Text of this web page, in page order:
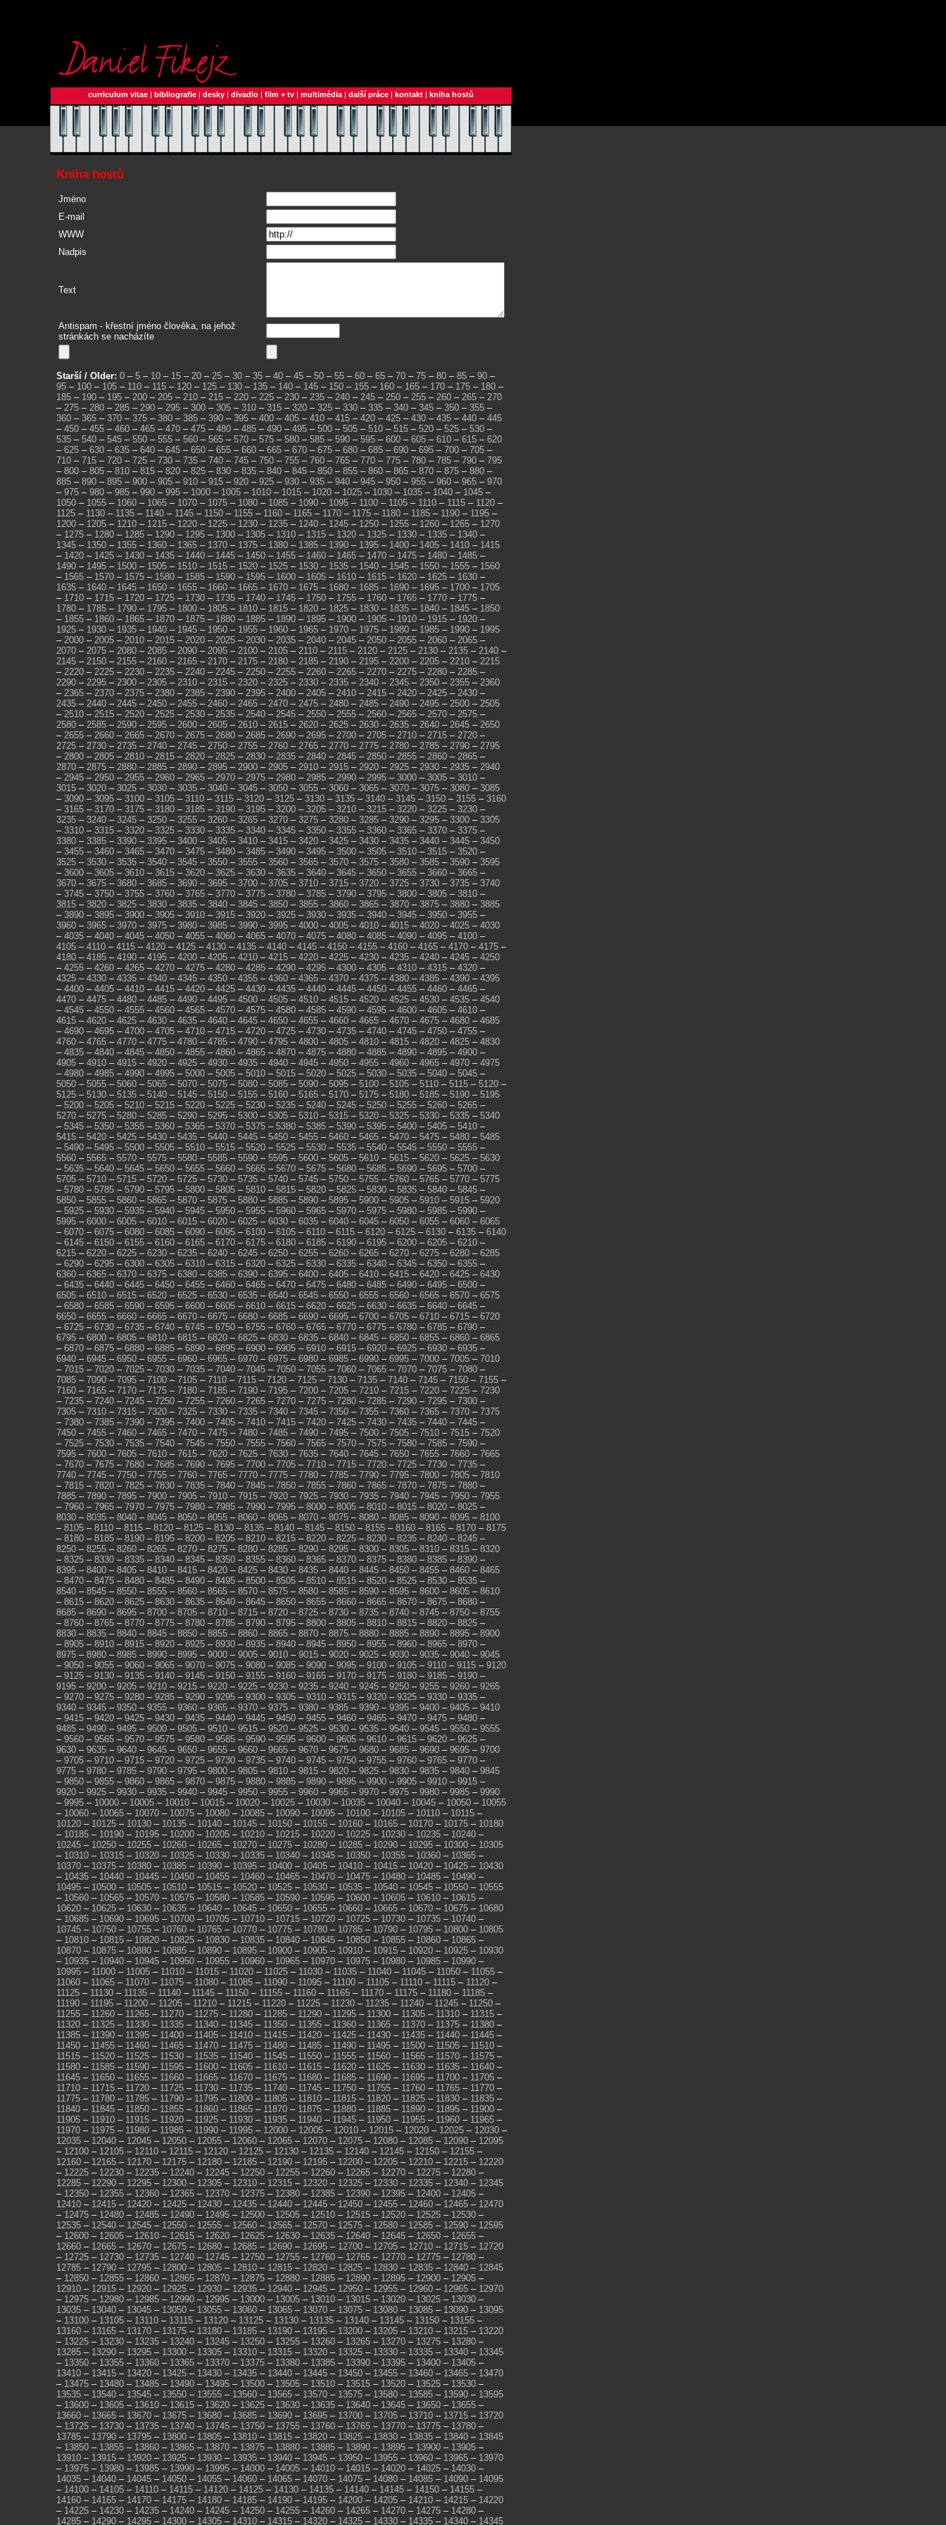
curriculum vitae | bibliografie | desky | divadlo | film + tv | multimédia | další práce | kontakt | kniha hostů
Kniha hostů
Jméno
E-mail
WWW
Nadpis
Text
Antispam - křestní jméno člověka, na jehož
stránkách se nacházíte
Starší / Older: 0 – 5 – 10 – 15 – 20 – 25 – 30 – 35 – 40 – 45 – 50 – 55 – 60 – 65 – 70 – 75 – 80 – 85 – 90 –
95 – 100 – 105 – 110 – 115 – 120 – 125 – 130 – 135 – 140 – 145 – 150 – 155 – 160 – 165 – 170 – 175 – 180 –
185 – 190 – 195 – 200 – 205 – 210 – 215 – 220 – 225 – 230 – 235 – 240 – 245 – 250 – 255 – 260 – 265 – 270
– 275 – 280 – 285 – 290 – 295 – 300 – 305 – 310 – 315 – 320 – 325 – 330 – 335 – 340 – 345 – 350 – 355 –
360 – 365 – 370 – 375 – 380 – 385 – 390 – 395 – 400 – 405 – 410 – 415 – 420 – 425 – 430 – 435 – 440 – 445
– 450 – 455 – 460 – 465 – 470 – 475 – 480 – 485 – 490 – 495 – 500 – 505 – 510 – 515 – 520 – 525 – 530 –
535 – 540 – 545 – 550 – 555 – 560 – 565 – 570 – 575 – 580 – 585 – 590 – 595 – 600 – 605 – 610 – 615 – 620
– 625 – 630 – 635 – 640 – 645 – 650 – 655 – 660 – 665 – 670 – 675 – 680 – 685 – 690 – 695 – 700 – 705 –
710 – 715 – 720 – 725 – 730 – 735 – 740 – 745 – 750 – 755 – 760 – 765 – 770 – 775 – 780 – 785 – 790 – 795
– 800 – 805 – 810 – 815 – 820 – 825 – 830 – 835 – 840 – 845 – 850 – 855 – 860 – 865 – 870 – 875 – 880 –
885 – 890 – 895 – 900 – 905 – 910 – 915 – 920 – 925 – 930 – 935 – 940 – 945 – 950 – 955 – 960 – 965 – 970
– 975 – 980 – 985 – 990 – 995 – 1000 – 1005 – 1010 – 1015 – 1020 – 1025 – 1030 – 1035 – 1040 – 1045 –
1050 – 1055 – 1060 – 1065 – 1070 – 1075 – 1080 – 1085 – 1090 – 1095 – 1100 – 1105 – 1110 – 1115 – 1120 –
1125 – 1130 – 1135 – 1140 – 1145 – 1150 – 1155 – 1160 – 1165 – 1170 – 1175 – 1180 – 1185 – 1190 – 1195 –
1200 – 1205 – 1210 – 1215 – 1220 – 1225 – 1230 – 1235 – 1240 – 1245 – 1250 – 1255 – 1260 – 1265 – 1270
– 1275 – 1280 – 1285 – 1290 – 1295 – 1300 – 1305 – 1310 – 1315 – 1320 – 1325 – 1330 – 1335 – 1340 –
1345 – 1350 – 1355 – 1360 – 1365 – 1370 – 1375 – 1380 – 1385 – 1390 – 1395 – 1400 – 1405 – 1410 – 1415
– 1420 – 1425 – 1430 – 1435 – 1440 – 1445 – 1450 – 1455 – 1460 – 1465 – 1470 – 1475 – 1480 – 1485 –
1490 – 1495 – 1500 – 1505 – 1510 – 1515 – 1520 – 1525 – 1530 – 1535 – 1540 – 1545 – 1550 – 1555 – 1560
– 1565 – 1570 – 1575 – 1580 – 1585 – 1590 – 1595 – 1600 – 1605 – 1610 – 1615 – 1620 – 1625 – 1630 –
1635 – 1640 – 1645 – 1650 – 1655 – 1660 – 1665 – 1670 – 1675 – 1680 – 1685 – 1690 – 1695 – 1700 – 1705
– 1710 – 1715 – 1720 – 1725 – 1730 – 1735 – 1740 – 1745 – 1750 – 1755 – 1760 – 1765 – 1770 – 1775 –
1780 – 1785 – 1790 – 1795 – 1800 – 1805 – 1810 – 1815 – 1820 – 1825 – 1830 – 1835 – 1840 – 1845 – 1850
– 1855 – 1860 – 1865 – 1870 – 1875 – 1880 – 1885 – 1890 – 1895 – 1900 – 1905 – 1910 – 1915 – 1920 –
1925 – 1930 – 1935 – 1940 – 1945 – 1950 – 1955 – 1960 – 1965 – 1970 – 1975 – 1980 – 1985 – 1990 – 1995
– 2000 – 2005 – 2010 – 2015 – 2020 – 2025 – 2030 – 2035 – 2040 – 2045 – 2050 – 2055 – 2060 – 2065 –
2070 – 2075 – 2080 – 2085 – 2090 – 2095 – 2100 – 2105 – 2110 – 2115 – 2120 – 2125 – 2130 – 2135 – 2140 –
2145 – 2150 – 2155 – 2160 – 2165 – 2170 – 2175 – 2180 – 2185 – 2190 – 2195 – 2200 – 2205 – 2210 – 2215
– 2220 – 2225 – 2230 – 2235 – 2240 – 2245 – 2250 – 2255 – 2260 – 2265 – 2270 – 2275 – 2280 – 2285 –
2290 – 2295 – 2300 – 2305 – 2310 – 2315 – 2320 – 2325 – 2330 – 2335 – 2340 – 2345 – 2350 – 2355 – 2360
– 2365 – 2370 – 2375 – 2380 – 2385 – 2390 – 2395 – 2400 – 2405 – 2410 – 2415 – 2420 – 2425 – 2430 –
2435 – 2440 – 2445 – 2450 – 2455 – 2460 – 2465 – 2470 – 2475 – 2480 – 2485 – 2490 – 2495 – 2500 – 2505
– 2510 – 2515 – 2520 – 2525 – 2530 – 2535 – 2540 – 2545 – 2550 – 2555 – 2560 – 2565 – 2570 – 2575 –
2580 – 2585 – 2590 – 2595 – 2600 – 2605 – 2610 – 2615 – 2620 – 2625 – 2630 – 2635 – 2640 – 2645 – 2650
– 2655 – 2660 – 2665 – 2670 – 2675 – 2680 – 2685 – 2690 – 2695 – 2700 – 2705 – 2710 – 2715 – 2720 –
2725 – 2730 – 2735 – 2740 – 2745 – 2750 – 2755 – 2760 – 2765 – 2770 – 2775 – 2780 – 2785 – 2790 – 2795
– 2800 – 2805 – 2810 – 2815 – 2820 – 2825 – 2830 – 2835 – 2840 – 2845 – 2850 – 2855 – 2860 – 2865 –
2870 – 2875 – 2880 – 2885 – 2890 – 2895 – 2900 – 2905 – 2910 – 2915 – 2920 – 2925 – 2930 – 2935 – 2940
– 2945 – 2950 – 2955 – 2960 – 2965 – 2970 – 2975 – 2980 – 2985 – 2990 – 2995 – 3000 – 3005 – 3010 –
3015 – 3020 – 3025 – 3030 – 3035 – 3040 – 3045 – 3050 – 3055 – 3060 – 3065 – 3070 – 3075 – 3080 – 3085
– 3090 – 3095 – 3100 – 3105 – 3110 – 3115 – 3120 – 3125 – 3130 – 3135 – 3140 – 3145 – 3150 – 3155 – 3160
– 3165 – 3170 – 3175 – 3180 – 3185 – 3190 – 3195 – 3200 – 3205 – 3210 – 3215 – 3220 – 3225 – 3230 –
3235 – 3240 – 3245 – 3250 – 3255 – 3260 – 3265 – 3270 – 3275 – 3280 – 3285 – 3290 – 3295 – 3300 – 3305
– 3310 – 3315 – 3320 – 3325 – 3330 – 3335 – 3340 – 3345 – 3350 – 3355 – 3360 – 3365 – 3370 – 3375 –
3380 – 3385 – 3390 – 3395 – 3400 – 3405 – 3410 – 3415 – 3420 – 3425 – 3430 – 3435 – 3440 – 3445 – 3450
– 3455 – 3460 – 3465 – 3470 – 3475 – 3480 – 3485 – 3490 – 3495 – 3500 – 3505 – 3510 – 3515 – 3520 –
3525 – 3530 – 3535 – 3540 – 3545 – 3550 – 3555 – 3560 – 3565 – 3570 – 3575 – 3580 – 3585 – 3590 – 3595
– 3600 – 3605 – 3610 – 3615 – 3620 – 3625 – 3630 – 3635 – 3640 – 3645 – 3650 – 3655 – 3660 – 3665 –
3670 – 3675 – 3680 – 3685 – 3690 – 3695 – 3700 – 3705 – 3710 – 3715 – 3720 – 3725 – 3730 – 3735 – 3740
– 3745 – 3750 – 3755 – 3760 – 3765 – 3770 – 3775 – 3780 – 3785 – 3790 – 3795 – 3800 – 3805 – 3810 –
3815 – 3820 – 3825 – 3830 – 3835 – 3840 – 3845 – 3850 – 3855 – 3860 – 3865 – 3870 – 3875 – 3880 – 3885
– 3890 – 3895 – 3900 – 3905 – 3910 – 3915 – 3920 – 3925 – 3930 – 3935 – 3940 – 3945 – 3950 – 3955 –
3960 – 3965 – 3970 – 3975 – 3980 – 3985 – 3990 – 3995 – 4000 – 4005 – 4010 – 4015 – 4020 – 4025 – 4030
– 4035 – 4040 – 4045 – 4050 – 4055 – 4060 – 4065 – 4070 – 4075 – 4080 – 4085 – 4090 – 4095 – 4100 –
4105 – 4110 – 4115 – 4120 – 4125 – 4130 – 4135 – 4140 – 4145 – 4150 – 4155 – 4160 – 4165 – 4170 – 4175 –
4180 – 4185 – 4190 – 4195 – 4200 – 4205 – 4210 – 4215 – 4220 – 4225 – 4230 – 4235 – 4240 – 4245 – 4250
– 4255 – 4260 – 4265 – 4270 – 4275 – 4280 – 4285 – 4290 – 4295 – 4300 – 4305 – 4310 – 4315 – 4320 –
4325 – 4330 – 4335 – 4340 – 4345 – 4350 – 4355 – 4360 – 4365 – 4370 – 4375 – 4380 – 4385 – 4390 – 4395
– 4400 – 4405 – 4410 – 4415 – 4420 – 4425 – 4430 – 4435 – 4440 – 4445 – 4450 – 4455 – 4460 – 4465 –
4470 – 4475 – 4480 – 4485 – 4490 – 4495 – 4500 – 4505 – 4510 – 4515 – 4520 – 4525 – 4530 – 4535 – 4540
– 4545 – 4550 – 4555 – 4560 – 4565 – 4570 – 4575 – 4580 – 4585 – 4590 – 4595 – 4600 – 4605 – 4610 –
4615 – 4620 – 4625 – 4630 – 4635 – 4640 – 4645 – 4650 – 4655 – 4660 – 4665 – 4670 – 4675 – 4680 – 4685
– 4690 – 4695 – 4700 – 4705 – 4710 – 4715 – 4720 – 4725 – 4730 – 4735 – 4740 – 4745 – 4750 – 4755 –
4760 – 4765 – 4770 – 4775 – 4780 – 4785 – 4790 – 4795 – 4800 – 4805 – 4810 – 4815 – 4820 – 4825 – 4830
– 4835 – 4840 – 4845 – 4850 – 4855 – 4860 – 4865 – 4870 – 4875 – 4880 – 4885 – 4890 – 4895 – 4900 –
4905 – 4910 – 4915 – 4920 – 4925 – 4930 – 4935 – 4940 – 4945 – 4950 – 4955 – 4960 – 4965 – 4970 – 4975
– 4980 – 4985 – 4990 – 4995 – 5000 – 5005 – 5010 – 5015 – 5020 – 5025 – 5030 – 5035 – 5040 – 5045 –
5050 – 5055 – 5060 – 5065 – 5070 – 5075 – 5080 – 5085 – 5090 – 5095 – 5100 – 5105 – 5110 – 5115 – 5120 –
5125 – 5130 – 5135 – 5140 – 5145 – 5150 – 5155 – 5160 – 5165 – 5170 – 5175 – 5180 – 5185 – 5190 – 5195
– 5200 – 5205 – 5210 – 5215 – 5220 – 5225 – 5230 – 5235 – 5240 – 5245 – 5250 – 5255 – 5260 – 5265 –
5270 – 5275 – 5280 – 5285 – 5290 – 5295 – 5300 – 5305 – 5310 – 5315 – 5320 – 5325 – 5330 – 5335 – 5340
– 5345 – 5350 – 5355 – 5360 – 5365 – 5370 – 5375 – 5380 – 5385 – 5390 – 5395 – 5400 – 5405 – 5410 –
5415 – 5420 – 5425 – 5430 – 5435 – 5440 – 5445 – 5450 – 5455 – 5460 – 5465 – 5470 – 5475 – 5480 – 5485
– 5490 – 5495 – 5500 – 5505 – 5510 – 5515 – 5520 – 5525 – 5530 – 5535 – 5540 – 5545 – 5550 – 5555 –
5560 – 5565 – 5570 – 5575 – 5580 – 5585 – 5590 – 5595 – 5600 – 5605 – 5610 – 5615 – 5620 – 5625 – 5630
– 5635 – 5640 – 5645 – 5650 – 5655 – 5660 – 5665 – 5670 – 5675 – 5680 – 5685 – 5690 – 5695 – 5700 –
5705 – 5710 – 5715 – 5720 – 5725 – 5730 – 5735 – 5740 – 5745 – 5750 – 5755 – 5760 – 5765 – 5770 – 5775
– 5780 – 5785 – 5790 – 5795 – 5800 – 5805 – 5810 – 5815 – 5820 – 5825 – 5830 – 5835 – 5840 – 5845 –
5850 – 5855 – 5860 – 5865 – 5870 – 5875 – 5880 – 5885 – 5890 – 5895 – 5900 – 5905 – 5910 – 5915 – 5920
– 5925 – 5930 – 5935 – 5940 – 5945 – 5950 – 5955 – 5960 – 5965 – 5970 – 5975 – 5980 – 5985 – 5990 –
5995 – 6000 – 6005 – 6010 – 6015 – 6020 – 6025 – 6030 – 6035 – 6040 – 6045 – 6050 – 6055 – 6060 – 6065
– 6070 – 6075 – 6080 – 6085 – 6090 – 6095 – 6100 – 6105 – 6110 – 6115 – 6120 – 6125 – 6130 – 6135 – 6140
– 6145 – 6150 – 6155 – 6160 – 6165 – 6170 – 6175 – 6180 – 6185 – 6190 – 6195 – 6200 – 6205 – 6210 –
6215 – 6220 – 6225 – 6230 – 6235 – 6240 – 6245 – 6250 – 6255 – 6260 – 6265 – 6270 – 6275 – 6280 – 6285
– 6290 – 6295 – 6300 – 6305 – 6310 – 6315 – 6320 – 6325 – 6330 – 6335 – 6340 – 6345 – 6350 – 6355 –
6360 – 6365 – 6370 – 6375 – 6380 – 6385 – 6390 – 6395 – 6400 – 6405 – 6410 – 6415 – 6420 – 6425 – 6430
– 6435 – 6440 – 6445 – 6450 – 6455 – 6460 – 6465 – 6470 – 6475 – 6480 – 6485 – 6490 – 6495 – 6500 –
6505 – 6510 – 6515 – 6520 – 6525 – 6530 – 6535 – 6540 – 6545 – 6550 – 6555 – 6560 – 6565 – 6570 – 6575
– 6580 – 6585 – 6590 – 6595 – 6600 – 6605 – 6610 – 6615 – 6620 – 6625 – 6630 – 6635 – 6640 – 6645 –
6650 – 6655 – 6660 – 6665 – 6670 – 6675 – 6680 – 6685 – 6690 – 6695 – 6700 – 6705 – 6710 – 6715 – 6720
– 6725 – 6730 – 6735 – 6740 – 6745 – 6750 – 6755 – 6760 – 6765 – 6770 – 6775 – 6780 – 6785 – 6790 –
6795 – 6800 – 6805 – 6810 – 6815 – 6820 – 6825 – 6830 – 6835 – 6840 – 6845 – 6850 – 6855 – 6860 – 6865
– 6870 – 6875 – 6880 – 6885 – 6890 – 6895 – 6900 – 6905 – 6910 – 6915 – 6920 – 6925 – 6930 – 6935 –
6940 – 6945 – 6950 – 6955 – 6960 – 6965 – 6970 – 6975 – 6980 – 6985 – 6990 – 6995 – 7000 – 7005 – 7010
– 7015 – 7020 – 7025 – 7030 – 7035 – 7040 – 7045 – 7050 – 7055 – 7060 – 7065 – 7070 – 7075 – 7080 –
7085 – 7090 – 7095 – 7100 – 7105 – 7110 – 7115 – 7120 – 7125 – 7130 – 7135 – 7140 – 7145 – 7150 – 7155 –
7160 – 7165 – 7170 – 7175 – 7180 – 7185 – 7190 – 7195 – 7200 – 7205 – 7210 – 7215 – 7220 – 7225 – 7230
– 7235 – 7240 – 7245 – 7250 – 7255 – 7260 – 7265 – 7270 – 7275 – 7280 – 7285 – 7290 – 7295 – 7300 –
7305 – 7310 – 7315 – 7320 – 7325 – 7330 – 7335 – 7340 – 7345 – 7350 – 7355 – 7360 – 7365 – 7370 – 7375
– 7380 – 7385 – 7390 – 7395 – 7400 – 7405 – 7410 – 7415 – 7420 – 7425 – 7430 – 7435 – 7440 – 7445 –
7450 – 7455 – 7460 – 7465 – 7470 – 7475 – 7480 – 7485 – 7490 – 7495 – 7500 – 7505 – 7510 – 7515 – 7520
– 7525 – 7530 – 7535 – 7540 – 7545 – 7550 – 7555 – 7560 – 7565 – 7570 – 7575 – 7580 – 7585 – 7590 –
7595 – 7600 – 7605 – 7610 – 7615 – 7620 – 7625 – 7630 – 7635 – 7640 – 7645 – 7650 – 7655 – 7660 – 7665
– 7670 – 7675 – 7680 – 7685 – 7690 – 7695 – 7700 – 7705 – 7710 – 7715 – 7720 – 7725 – 7730 – 7735 –
7740 – 7745 – 7750 – 7755 – 7760 – 7765 – 7770 – 7775 – 7780 – 7785 – 7790 – 7795 – 7800 – 7805 – 7810
– 7815 – 7820 – 7825 – 7830 – 7835 – 7840 – 7845 – 7850 – 7855 – 7860 – 7865 – 7870 – 7875 – 7880 –
7885 – 7890 – 7895 – 7900 – 7905 – 7910 – 7915 – 7920 – 7925 – 7930 – 7935 – 7940 – 7945 – 7950 – 7955
– 7960 – 7965 – 7970 – 7975 – 7980 – 7985 – 7990 – 7995 – 8000 – 8005 – 8010 – 8015 – 8020 – 8025 –
8030 – 8035 – 8040 – 8045 – 8050 – 8055 – 8060 – 8065 – 8070 – 8075 – 8080 – 8085 – 8090 – 8095 – 8100
– 8105 – 8110 – 8115 – 8120 – 8125 – 8130 – 8135 – 8140 – 8145 – 8150 – 8155 – 8160 – 8165 – 8170 – 8175
– 8180 – 8185 – 8190 – 8195 – 8200 – 8205 – 8210 – 8215 – 8220 – 8225 – 8230 – 8235 – 8240 – 8245 –
8250 – 8255 – 8260 – 8265 – 8270 – 8275 – 8280 – 8285 – 8290 – 8295 – 8300 – 8305 – 8310 – 8315 – 8320
– 8325 – 8330 – 8335 – 8340 – 8345 – 8350 – 8355 – 8360 – 8365 – 8370 – 8375 – 8380 – 8385 – 8390 –
8395 – 8400 – 8405 – 8410 – 8415 – 8420 – 8425 – 8430 – 8435 – 8440 – 8445 – 8450 – 8455 – 8460 – 8465
– 8470 – 8475 – 8480 – 8485 – 8490 – 8495 – 8500 – 8505 – 8510 – 8515 – 8520 – 8525 – 8530 – 8535 –
8540 – 8545 – 8550 – 8555 – 8560 – 8565 – 8570 – 8575 – 8580 – 8585 – 8590 – 8595 – 8600 – 8605 – 8610
– 8615 – 8620 – 8625 – 8630 – 8635 – 8640 – 8645 – 8650 – 8655 – 8660 – 8665 – 8670 – 8675 – 8680 –
8685 – 8690 – 8695 – 8700 – 8705 – 8710 – 8715 – 8720 – 8725 – 8730 – 8735 – 8740 – 8745 – 8750 – 8755
– 8760 – 8765 – 8770 – 8775 – 8780 – 8785 – 8790 – 8795 – 8800 – 8805 – 8810 – 8815 – 8820 – 8825 –
8830 – 8835 – 8840 – 8845 – 8850 – 8855 – 8860 – 8865 – 8870 – 8875 – 8880 – 8885 – 8890 – 8895 – 8900
– 8905 – 8910 – 8915 – 8920 – 8925 – 8930 – 8935 – 8940 – 8945 – 8950 – 8955 – 8960 – 8965 – 8970 –
8975 – 8980 – 8985 – 8990 – 8995 – 9000 – 9005 – 9010 – 9015 – 9020 – 9025 – 9030 – 9035 – 9040 – 9045
– 9050 – 9055 – 9060 – 9065 – 9070 – 9075 – 9080 – 9085 – 9090 – 9095 – 9100 – 9105 – 9110 – 9115 – 9120
– 9125 – 9130 – 9135 – 9140 – 9145 – 9150 – 9155 – 9160 – 9165 – 9170 – 9175 – 9180 – 9185 – 9190 –
9195 – 9200 – 9205 – 9210 – 9215 – 9220 – 9225 – 9230 – 9235 – 9240 – 9245 – 9250 – 9255 – 9260 – 9265
– 9270 – 9275 – 9280 – 9285 – 9290 – 9295 – 9300 – 9305 – 9310 – 9315 – 9320 – 9325 – 9330 – 9335 –
9340 – 9345 – 9350 – 9355 – 9360 – 9365 – 9370 – 9375 – 9380 – 9385 – 9390 – 9395 – 9400 – 9405 – 9410
– 9415 – 9420 – 9425 – 9430 – 9435 – 9440 – 9445 – 9450 – 9455 – 9460 – 9465 – 9470 – 9475 – 9480 –
9485 – 9490 – 9495 – 9500 – 9505 – 9510 – 9515 – 9520 – 9525 – 9530 – 9535 – 9540 – 9545 – 9550 – 9555
– 9560 – 9565 – 9570 – 9575 – 9580 – 9585 – 9590 – 9595 – 9600 – 9605 – 9610 – 9615 – 9620 – 9625 –
9630 – 9635 – 9640 – 9645 – 9650 – 9655 – 9660 – 9665 – 9670 – 9675 – 9680 – 9685 – 9690 – 9695 – 9700
– 9705 – 9710 – 9715 – 9720 – 9725 – 9730 – 9735 – 9740 – 9745 – 9750 – 9755 – 9760 – 9765 – 9770 –
9775 – 9780 – 9785 – 9790 – 9795 – 9800 – 9805 – 9810 – 9815 – 9820 – 9825 – 9830 – 9835 – 9840 – 9845
– 9850 – 9855 – 9860 – 9865 – 9870 – 9875 – 9880 – 9885 – 9890 – 9895 – 9900 – 9905 – 9910 – 9915 –
9920 – 9925 – 9930 – 9935 – 9940 – 9945 – 9950 – 9955 – 9960 – 9965 – 9970 – 9975 – 9980 – 9985 – 9990
– 9995 – 10000 – 10005 – 10010 – 10015 – 10020 – 10025 – 10030 – 10035 – 10040 – 10045 – 10050 – 10055
– 10060 – 10065 – 10070 – 10075 – 10080 – 10085 – 10090 – 10095 – 10100 – 10105 – 10110 – 10115 –
10120 – 10125 – 10130 – 10135 – 10140 – 10145 – 10150 – 10155 – 10160 – 10165 – 10170 – 10175 – 10180
– 10185 – 10190 – 10195 – 10200 – 10205 – 10210 – 10215 – 10220 – 10225 – 10230 – 10235 – 10240 –
10245 – 10250 – 10255 – 10260 – 10265 – 10270 – 10275 – 10280 – 10285 – 10290 – 10295 – 10300 – 10305
– 10310 – 10315 – 10320 – 10325 – 10330 – 10335 – 10340 – 10345 – 10350 – 10355 – 10360 – 10365 –
10370 – 10375 – 10380 – 10385 – 10390 – 10395 – 10400 – 10405 – 10410 – 10415 – 10420 – 10425 – 10430
– 10435 – 10440 – 10445 – 10450 – 10455 – 10460 – 10465 – 10470 – 10475 – 10480 – 10485 – 10490 –
10495 – 10500 – 10505 – 10510 – 10515 – 10520 – 10525 – 10530 – 10535 – 10540 – 10545 – 10550 – 10555
– 10560 – 10565 – 10570 – 10575 – 10580 – 10585 – 10590 – 10595 – 10600 – 10605 – 10610 – 10615 –
10620 – 10625 – 10630 – 10635 – 10640 – 10645 – 10650 – 10655 – 10660 – 10665 – 10670 – 10675 – 10680
– 10685 – 10690 – 10695 – 10700 – 10705 – 10710 – 10715 – 10720 – 10725 – 10730 – 10735 – 10740 –
10745 – 10750 – 10755 – 10760 – 10765 – 10770 – 10775 – 10780 – 10785 – 10790 – 10795 – 10800 – 10805
– 10810 – 10815 – 10820 – 10825 – 10830 – 10835 – 10840 – 10845 – 10850 – 10855 – 10860 – 10865 –
10870 – 10875 – 10880 – 10885 – 10890 – 10895 – 10900 – 10905 – 10910 – 10915 – 10920 – 10925 – 10930
– 10935 – 10940 – 10945 – 10950 – 10955 – 10960 – 10965 – 10970 – 10975 – 10980 – 10985 – 10990 –
10995 – 11000 – 11005 – 11010 – 11015 – 11020 – 11025 – 11030 – 11035 – 11040 – 11045 – 11050 – 11055 –
11060 – 11065 – 11070 – 11075 – 11080 – 11085 – 11090 – 11095 – 11100 – 11105 – 11110 – 11115 – 11120 –
11125 – 11130 – 11135 – 11140 – 11145 – 11150 – 11155 – 11160 – 11165 – 11170 – 11175 – 11180 – 11185 –
11190 – 11195 – 11200 – 11205 – 11210 – 11215 – 11220 – 11225 – 11230 – 11235 – 11240 – 11245 – 11250 –
11255 – 11260 – 11265 – 11270 – 11275 – 11280 – 11285 – 11290 – 11295 – 11300 – 11305 – 11310 – 11315 –
11320 – 11325 – 11330 – 11335 – 11340 – 11345 – 11350 – 11355 – 11360 – 11365 – 11370 – 11375 – 11380 –
11385 – 11390 – 11395 – 11400 – 11405 – 11410 – 11415 – 11420 – 11425 – 11430 – 11435 – 11440 – 11445 –
11450 – 11455 – 11460 – 11465 – 11470 – 11475 – 11480 – 11485 – 11490 – 11495 – 11500 – 11505 – 11510 –
11515 – 11520 – 11525 – 11530 – 11535 – 11540 – 11545 – 11550 – 11555 – 11560 – 11565 – 11570 – 11575 –
11580 – 11585 – 11590 – 11595 – 11600 – 11605 – 11610 – 11615 – 11620 – 11625 – 11630 – 11635 – 11640 –
11645 – 11650 – 11655 – 11660 – 11665 – 11670 – 11675 – 11680 – 11685 – 11690 – 11695 – 11700 – 11705 –
11710 – 11715 – 11720 – 11725 – 11730 – 11735 – 11740 – 11745 – 11750 – 11755 – 11760 – 11765 – 11770 –
11775 – 11780 – 11785 – 11790 – 11795 – 11800 – 11805 – 11810 – 11815 – 11820 – 11825 – 11830 – 11835 –
11840 – 11845 – 11850 – 11855 – 11860 – 11865 – 11870 – 11875 – 11880 – 11885 – 11890 – 11895 – 11900 –
11905 – 11910 – 11915 – 11920 – 11925 – 11930 – 11935 – 11940 – 11945 – 11950 – 11955 – 11960 – 11965 –
11970 – 11975 – 11980 – 11985 – 11990 – 11995 – 12000 – 12005 – 12010 – 12015 – 12020 – 12025 – 12030 –
12035 – 12040 – 12045 – 12050 – 12055 – 12060 – 12065 – 12070 – 12075 – 12080 – 12085 – 12090 – 12095
– 12100 – 12105 – 12110 – 12115 – 12120 – 12125 – 12130 – 12135 – 12140 – 12145 – 12150 – 12155 –
12160 – 12165 – 12170 – 12175 – 12180 – 12185 – 12190 – 12195 – 12200 – 12205 – 12210 – 12215 – 12220
– 12225 – 12230 – 12235 – 12240 – 12245 – 12250 – 12255 – 12260 – 12265 – 12270 – 12275 – 12280 –
12285 – 12290 – 12295 – 12300 – 12305 – 12310 – 12315 – 12320 – 12325 – 12330 – 12335 – 12340 – 12345
– 12350 – 12355 – 12360 – 12365 – 12370 – 12375 – 12380 – 12385 – 12390 – 12395 – 12400 – 12405 –
12410 – 12415 – 12420 – 12425 – 12430 – 12435 – 12440 – 12445 – 12450 – 12455 – 12460 – 12465 – 12470
– 12475 – 12480 – 12485 – 12490 – 12495 – 12500 – 12505 – 12510 – 12515 – 12520 – 12525 – 12530 –
12535 – 12540 – 12545 – 12550 – 12555 – 12560 – 12565 – 12570 – 12575 – 12580 – 12585 – 12590 – 12595
– 12600 – 12605 – 12610 – 12615 – 12620 – 12625 – 12630 – 12635 – 12640 – 12645 – 12650 – 12655 –
12660 – 12665 – 12670 – 12675 – 12680 – 12685 – 12690 – 12695 – 12700 – 12705 – 12710 – 12715 – 12720
– 12725 – 12730 – 12735 – 12740 – 12745 – 12750 – 12755 – 12760 – 12765 – 12770 – 12775 – 12780 –
12785 – 12790 – 12795 – 12800 – 12805 – 12810 – 12815 – 12820 – 12825 – 12830 – 12835 – 12840 – 12845
– 12850 – 12855 – 12860 – 12865 – 12870 – 12875 – 12880 – 12885 – 12890 – 12895 – 12900 – 12905 –
12910 – 12915 – 12920 – 12925 – 12930 – 12935 – 12940 – 12945 – 12950 – 12955 – 12960 – 12965 – 12970
– 12975 – 12980 – 12985 – 12990 – 12995 – 13000 – 13005 – 13010 – 13015 – 13020 – 13025 – 13030 –
13035 – 13040 – 13045 – 13050 – 13055 – 13060 – 13065 – 13070 – 13075 – 13080 – 13085 – 13090 – 13095
– 13100 – 13105 – 13110 – 13115 – 13120 – 13125 – 13130 – 13135 – 13140 – 13145 – 13150 – 13155 –
13160 – 13165 – 13170 – 13175 – 13180 – 13185 – 13190 – 13195 – 13200 – 13205 – 13210 – 13215 – 13220
– 13225 – 13230 – 13235 – 13240 – 13245 – 13250 – 13255 – 13260 – 13265 – 13270 – 13275 – 13280 –
13285 – 13290 – 13295 – 13300 – 13305 – 13310 – 13315 – 13320 – 13325 – 13330 – 13335 – 13340 – 13345
– 13350 – 13355 – 13360 – 13365 – 13370 – 13375 – 13380 – 13385 – 13390 – 13395 – 13400 – 13405 –
13410 – 13415 – 13420 – 13425 – 13430 – 13435 – 13440 – 13445 – 13450 – 13455 – 13460 – 13465 – 13470
– 13475 – 13480 – 13485 – 13490 – 13495 – 13500 – 13505 – 13510 – 13515 – 13520 – 13525 – 13530 –
13535 – 13540 – 13545 – 13550 – 13555 – 13560 – 13565 – 13570 – 13575 – 13580 – 13585 – 13590 – 13595
– 13600 – 13605 – 13610 – 13615 – 13620 – 13625 – 13630 – 13635 – 13640 – 13645 – 13650 – 13655 –
13660 – 13665 – 13670 – 13675 – 13680 – 13685 – 13690 – 13695 – 13700 – 13705 – 13710 – 13715 – 13720
– 13725 – 13730 – 13735 – 13740 – 13745 – 13750 – 13755 – 13760 – 13765 – 13770 – 13775 – 13780 –
13785 – 13790 – 13795 – 13800 – 13805 – 13810 – 13815 – 13820 – 13825 – 13830 – 13835 – 13840 – 13845
– 13850 – 13855 – 13860 – 13865 – 13870 – 13875 – 13880 – 13885 – 13890 – 13895 – 13900 – 13905 –
13910 – 13915 – 13920 – 13925 – 13930 – 13935 – 13940 – 13945 – 13950 – 13955 – 13960 – 13965 – 13970
– 13975 – 13980 – 13985 – 13990 – 13995 – 14000 – 14005 – 14010 – 14015 – 14020 – 14025 – 14030 –
14035 – 14040 – 14045 – 14050 – 14055 – 14060 – 14065 – 14070 – 14075 – 14080 – 14085 – 14090 – 14095
– 14100 – 14105 – 14110 – 14115 – 14120 – 14125 – 14130 – 14135 – 14140 – 14145 – 14150 – 14155 –
14160 – 14165 – 14170 – 14175 – 14180 – 14185 – 14190 – 14195 – 14200 – 14205 – 14210 – 14215 – 14220
– 14225 – 14230 – 14235 – 14240 – 14245 – 14250 – 14255 – 14260 – 14265 – 14270 – 14275 – 14280 –
14285 – 14290 – 14295 – 14300 – 14305 – 14310 – 14315 – 14320 – 14325 – 14330 – 14335 – 14340 – 14345